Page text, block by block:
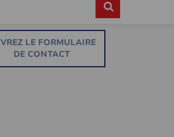
LE FORMULAIRE
DE CONTACT